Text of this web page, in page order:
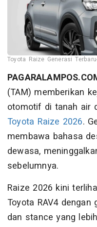
Toyota Raize Generasi
(TAM) memberikan
otomotif di tanah air
Toyota Raize 2026.
membawa bahasa
dewasa,
sebelumnya.
Raize 2026 kini
Toyota RAV4
dan stance yang